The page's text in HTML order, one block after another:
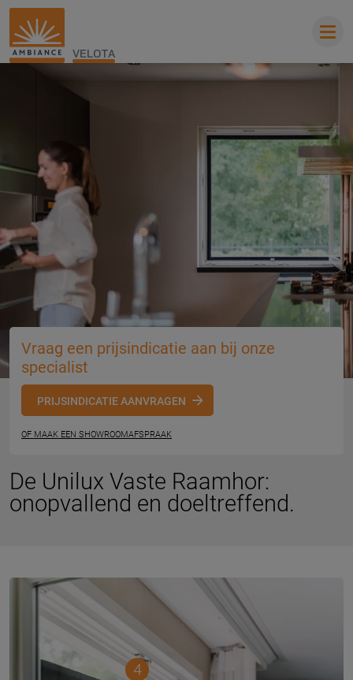
VELOTA
Vraag een prijsindicatie aan bij onze
specialist
PRIJSINDICATIE AANVRAGEN
OF MAAK EEN SHOWROOMAFSPRAAK
De Unilux Vaste Raamhor:
onopvallend en doeltreffend.
4